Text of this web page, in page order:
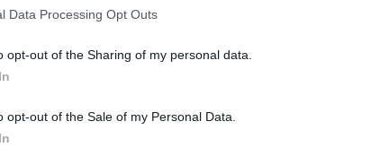
Data Processing Opt Outs
opt-out of the Sharing of my personal data.
opt-out of the Sale of my Personal Data.
dolgozik Budapesten. Bár szerepére
boldog, kiegyensúlyozott folytatás.
Berencsi Attila művészi útja